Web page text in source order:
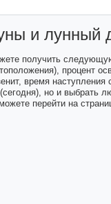
и лунный
получить
процент
время
но и
перейти на